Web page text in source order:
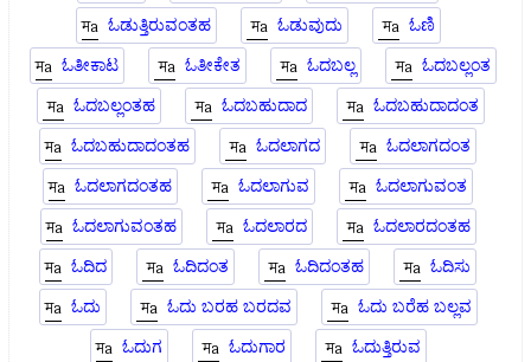
ಓಡುತ್ತಿರುವಂತಹ
ಓಡುವುದು
ಓಣಿ
ಓತೀಕಾಟ
ಓತೀಕೇತ ಓದಬಲ್ಲ
ಓದಬಲ್ಲಂತ
ಓದಬಲ್ಲಂತಹ
ಓದಬಹುದಾದ
ಓದಬಹುದಾದಂತ
ಓದಬಹುದಾದಂತಹ
ಓದಲಾಗದ
ಓದಲಾಗದಂತ
ಓದಲಾಗದಂತಹ
ಓದಲಾಗುವ
ಓದಲಾಗುವಂತ
ಓದಲಾಗುವಂತಹ
ಓದಲಾರದ
ಓದಲಾರದಂತಹ
ಓದಿದ
ಓದಿದಂತ ಓದಿದಂತಹ
ಓದಿಸು
ಓದು
ಓದು ಬರಹ ಬರದವ
ಓದು ಬರೆಹ ಬಲ್ಲವ
ಓದುಗ
ಓದುಗಾರ
ಓದುತ್ತಿರುವ